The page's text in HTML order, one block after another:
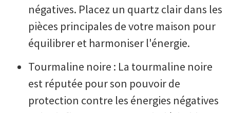
négatives. Placez un quartz clair dans les
pièces principales de votre maison pour
équilibrer et harmoniser l'énergie.
Tourmaline noire : La tourmaline noire
est réputée pour son pouvoir de
protection contre les énergies négatives